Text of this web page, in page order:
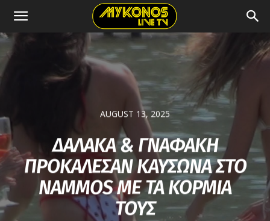
AUGUST 13, 2025
ΔΑΛΑΚΑ & ΓΝΑΦΑΚΗ
ΠΡΟΚΑΛΕΣΑΝ ΚΑΥΣΩΝΑ ΣΤΟ
ΝΑΜMOS ΜΕ ΤΑ ΚΟΡΜΙΑ
ΤΟΥΣ